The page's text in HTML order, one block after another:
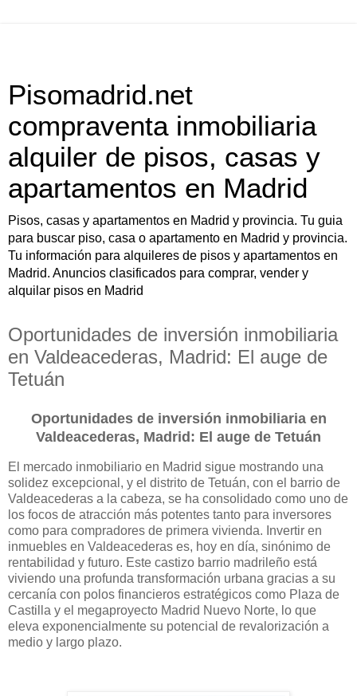
Pisomadrid.net
compraventa inmobiliaria
alquiler de pisos, casas y
apartamentos en Madrid
Pisos, casas y apartamentos en Madrid y provincia. Tu guia
para buscar piso, casa o apartamento en Madrid y provincia.
Tu información para alquileres de pisos y apartamentos en
Madrid. Anuncios clasificados para comprar, vender y
alquilar pisos en Madrid
Oportunidades de inversión inmobiliaria
en Valdeacederas, Madrid: El auge de
Tetuán
Oportunidades de inversión inmobiliaria en
Valdeacederas, Madrid: El auge de Tetuán
El mercado inmobiliario en Madrid sigue mostrando una
solidez excepcional, y el distrito de Tetuán, con el barrio de
Valdeacederas a la cabeza, se ha consolidado como uno de
los focos de atracción más potentes tanto para inversores
como para compradores de primera vivienda. Invertir en
inmuebles en Valdeacederas es, hoy en día, sinónimo de
rentabilidad y futuro. Este castizo barrio madrileño está
viviendo una profunda transformación urbana gracias a su
cercanía con polos financieros estratégicos como Plaza de
Castilla y el megaproyecto Madrid Nuevo Norte, lo que
eleva exponencialmente su potencial de revalorización a
medio y largo plazo.